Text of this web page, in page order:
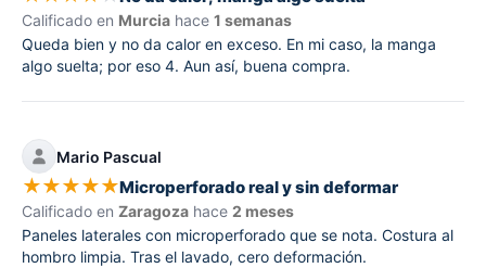
Calificado en Murcia hace 1 semanas
Queda bien y no da calor en exceso. En mi caso, la manga
algo suelta; por eso 4. Aun así, buena compra.
Mario Pascual
★★★★★Microperforado real y sin deformar
Calificado en Zaragoza hace 2 meses
Paneles laterales con microperforado que se nota. Costura al
hombro limpia. Tras el lavado, cero deformación.